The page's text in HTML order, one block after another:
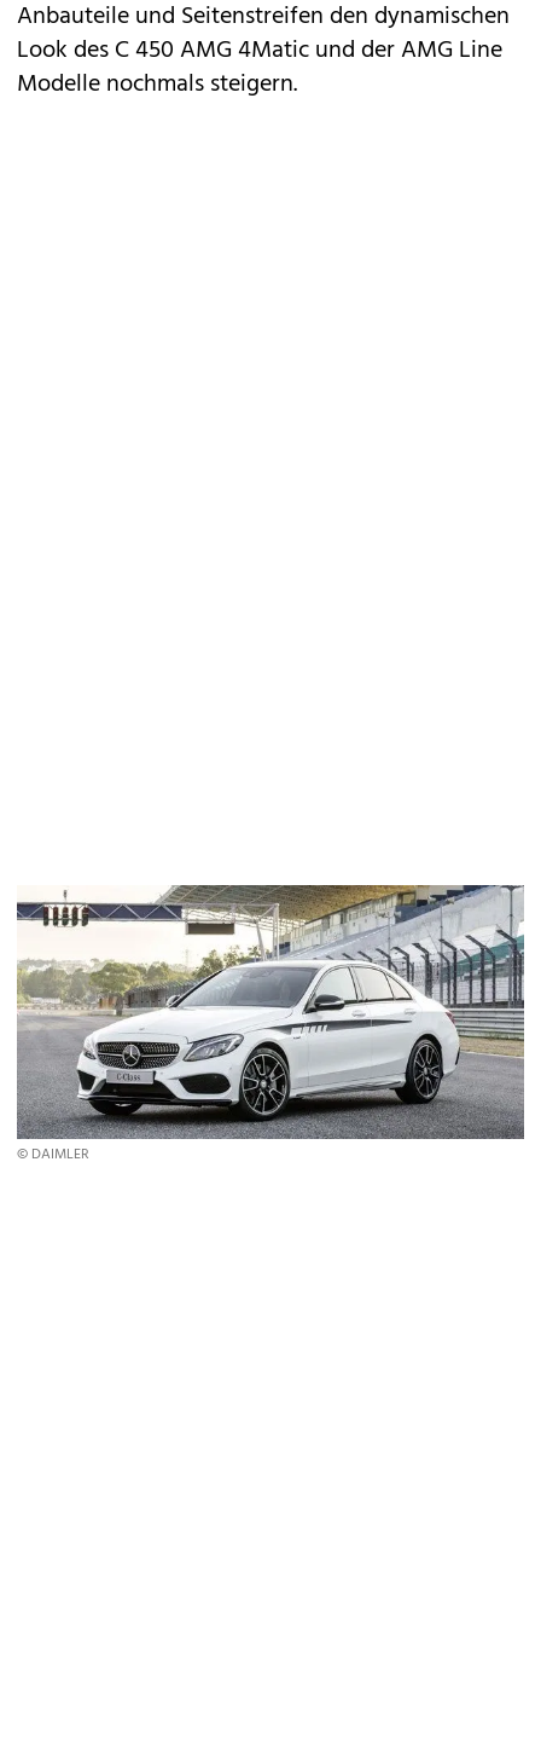
Anbauteile und Seitenstreifen den dynamischen
Look des C 450 AMG 4Matic und der AMG Line
Modelle nochmals steigern.
© DAIMLER